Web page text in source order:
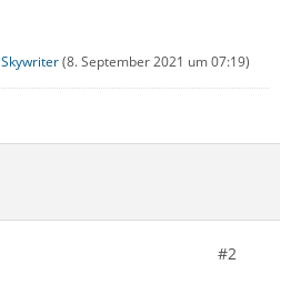
Skywriter(8. September 2021 um 07:19)
#2